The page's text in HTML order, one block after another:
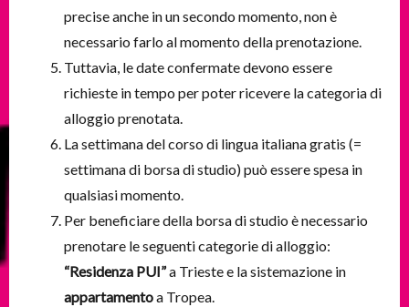
precise anche in un secondo momento, non è
necessario farlo al momento della prenotazione.
Tuttavia, le date confermate devono essere
richieste in tempo per poter ricevere la categoria di
alloggio prenotata.
La settimana del corso di lingua italiana gratis (=
settimana di borsa di studio) può essere spesa in
qualsiasi momento.
Per beneficiare della borsa di studio è necessario
prenotare le seguenti categorie di alloggio:
“Residenza PUI”a Trieste e la sistemazione in
appartamentoa Tropea.